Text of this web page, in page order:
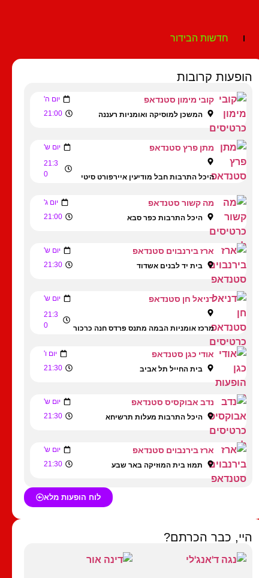
חדשות הבידור
הופעות קרובות
קובי מימון סטנדאפ יום ה'
המשכן למוסיקה ואומניות רעננה 21:00
מתן פרץ סטנדאפ יום ש'
היכל התרבות חבל מודיעין איירפורט סיטי
21:3
0
מה קשור סטנדאפ יום ג'
היכל התרבות כפר סבא 21:00
ארז בירנבוים סטנדאפ יום ש'
בית יד לבנים אשדוד 21:30
דניאל חן סטנדאפ יום ש'
מרכז אומניות הבמה מתנס פרדס חנה כרכור
21:3
0
אודי כגן סטנדאפ יום ו'
בית החייל תל אביב 21:30
נדב אבוקסיס סטנדאפ יום ש'
היכל התרבות מעלות תרשיחא 21:30
ארז בירנבוים סטנדאפ יום ש'
תמוז בית המוזיקה באר שבע 21:30
לוח הופעות מלא
היי, כבר הכרתם?